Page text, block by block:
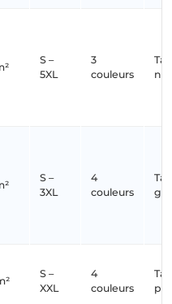
S –
5XL
3
couleurs
S –
3XL
4
couleurs
S –
XXL
4
couleurs